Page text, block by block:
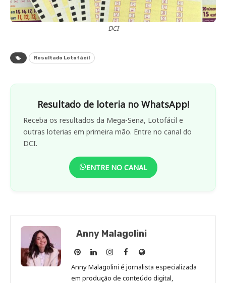
DCI
Resultado Lotofácil
Resultado de loteria no WhatsApp!
Receba os resultados da Mega-Sena, Lotofácil e
outras loterias em primeira mão. Entre no canal do
DCI.
ENTRE NO CANAL
Anny Malagolini
Anny
Malagolini
no
Anny
Malagolini
no
Anny
Malagolini
no
Anny
Malagolini
no
Site
de
Anny
Anny Malagolini é jornalista especializada
em produção de conteúdo digital,